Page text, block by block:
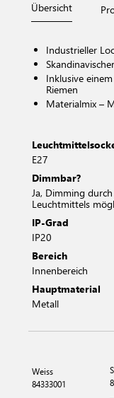
Übersicht
Industrieller
Inklusive
Riemen
Materialmix –
E27
Dimmbar?
Ja, Dimming
Leuchtmittels
IP-Grad
IP20
Bereich
Innenbereich
Hauptmaterial
Metall
Weiss
84333001